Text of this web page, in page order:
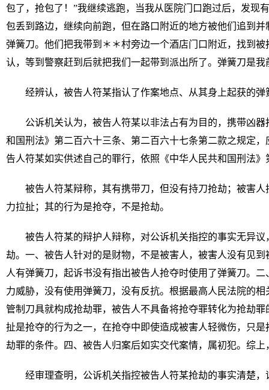
包了，抢包了！”我继续逃跑，当我从医院门口跑过后，发现
包丢到路边，继续向前跑，但在路口附近的地方被他们追到
弹簧刀。他们把我带到＊＊村旁边一个酒店门口附近，找到
认，等到警察赶到后就把我们一起带到派出所了。弹簧刀是
经辨认，被告人符某指认了作案地点、从其身上起获的弹
公诉机关认为，被告人符某以非法占有为目的，携带凶
和国刑法》第二百六十三条、第二百六十七条第二款之规定
告人符某如实供述自己的罪行，依照《中华人民共和国刑法
被告人符某辩称，其有携带刀，但没有持刀抢劫；被害
力拉扯；其的行为是抢夺，不是抢劫。
被告人符某的辩护人辩称，对公诉机关指控的事实无异
劫。一、被告人针对的是财物，不是被害人，被害人没有见
人有弹簧刀，起诉书没有指出被告人抢夺时使用了弹簧刀。
力威胁，没有使用弹簧刀，没有反抗。根据最高人民法院的
管制刀具就构成抢劫罪，被告人不具备将抢夺罪转化为抢劫
扯是抢夺的行为之一，在抢夺中即使造成被害人轻微伤，只
劫罪的条件。四、被告人归案后如实交代案情，属初犯。综
经审理查明，公诉机关指控被告人符某抢劫的事实清楚